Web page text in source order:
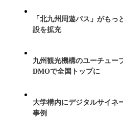
「北九州周遊パス」がも
設を拡充
九州観光機構のユーチュー
DMOで全国トップに
大学構内にデジタルサイ
事例